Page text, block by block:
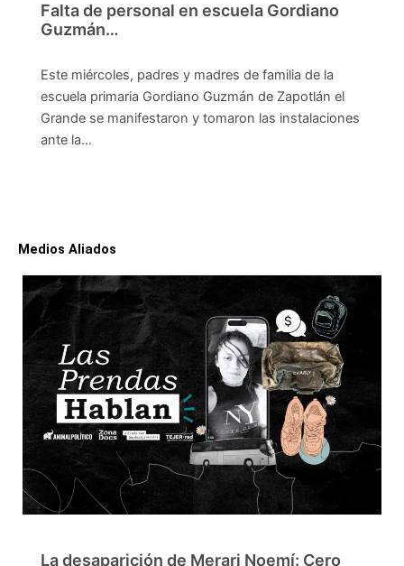
Falta de personal en escuela Gordiano
Guzmán…
Este miércoles, padres y madres de familia de la
escuela primaria Gordiano Guzmán de Zapotlán el
Grande se manifestaron y tomaron las instalaciones
ante la…
Medios Aliados
La desaparición de Merari Noemí: Cero